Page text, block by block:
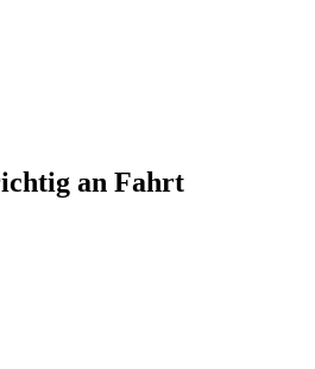
an Fahrt